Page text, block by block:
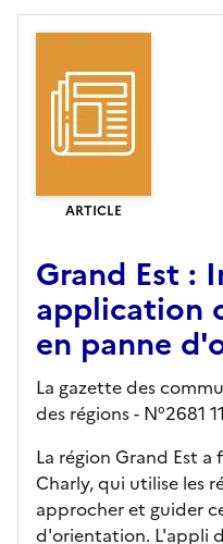
ARTICLE
Grand Est :
application
en panne
La gazette des
des régions - N°2681
La région Grand Est
Charly, qui utilise les
approcher et guider
d'orientation. L'appli